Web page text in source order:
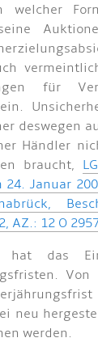
welcher
für
deswegen
Händler
braucht,
24. Januar
AZ.: 12 O
hat das
neu
werden.